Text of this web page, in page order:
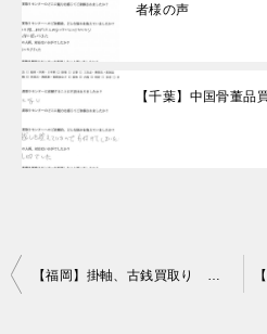
者様の声
【千葉】中国骨董
投
【福岡】掛軸、古銭買取り ご利用者様の声